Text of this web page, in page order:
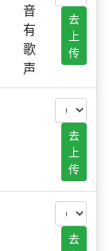
音
有
歌
声
去
上
传
去
上
传
去